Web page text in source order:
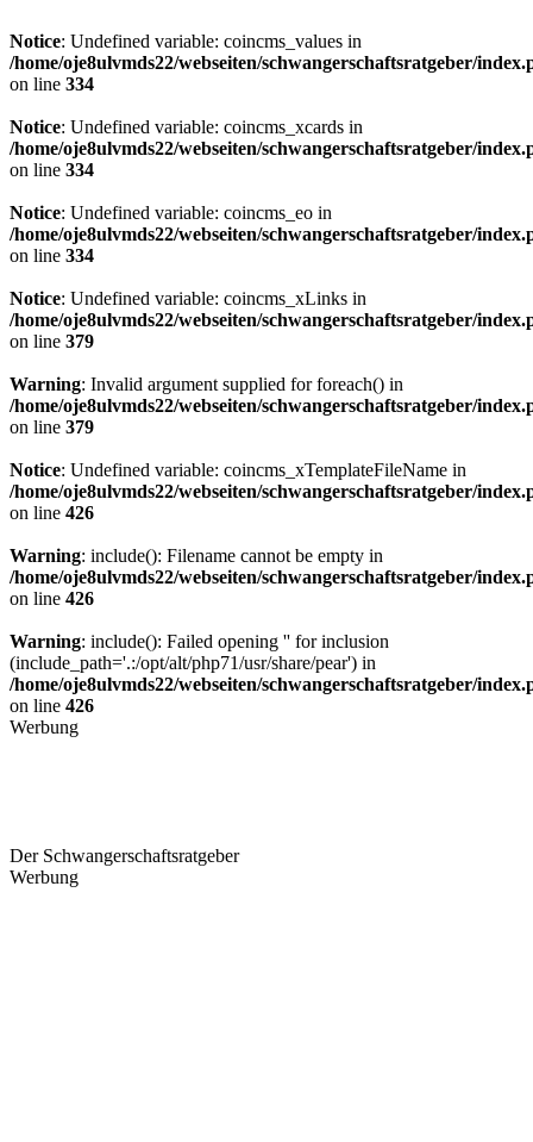
Notice: Undefined variable: coincms_values in
/home/oje8ulvmds22/webseiten/schwangerschaftsratgeber/
on line 334
Notice: Undefined variable: coincms_xcards in
/home/oje8ulvmds22/webseiten/schwangerschaftsratgeber/
on line 334
Notice: Undefined variable: coincms_eo in
/home/oje8ulvmds22/webseiten/schwangerschaftsratgeber/
on line 334
Notice: Undefined variable: coincms_xLinks in
/home/oje8ulvmds22/webseiten/schwangerschaftsratgeber/
on line 379
Warning: Invalid argument supplied for foreach() in
/home/oje8ulvmds22/webseiten/schwangerschaftsratgeber/
on line 379
Notice: Undefined variable: coincms_xTemplateFileName in
/home/oje8ulvmds22/webseiten/schwangerschaftsratgeber/
on line 426
Warning: include(): Filename cannot be empty in
/home/oje8ulvmds22/webseiten/schwangerschaftsratgeber/
on line 426
Warning: include(): Failed opening '' for inclusion
(include_path='.:/opt/alt/php71/usr/share/pear') in
/home/oje8ulvmds22/webseiten/schwangerschaftsratgeber/
on line 426
Werbung
Der Schwangerschaftsratgeber
Werbung